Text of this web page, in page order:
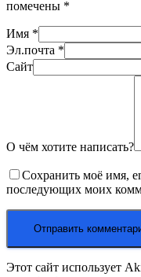
помечены *
Имя *
Эл.почта *
Сайт
О чём хотите написать?
Сохранить моё имя,
последующих моих
Этот сайт использует